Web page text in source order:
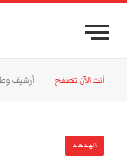
أنت الآن تتصفح: أرشيف
الهدهد